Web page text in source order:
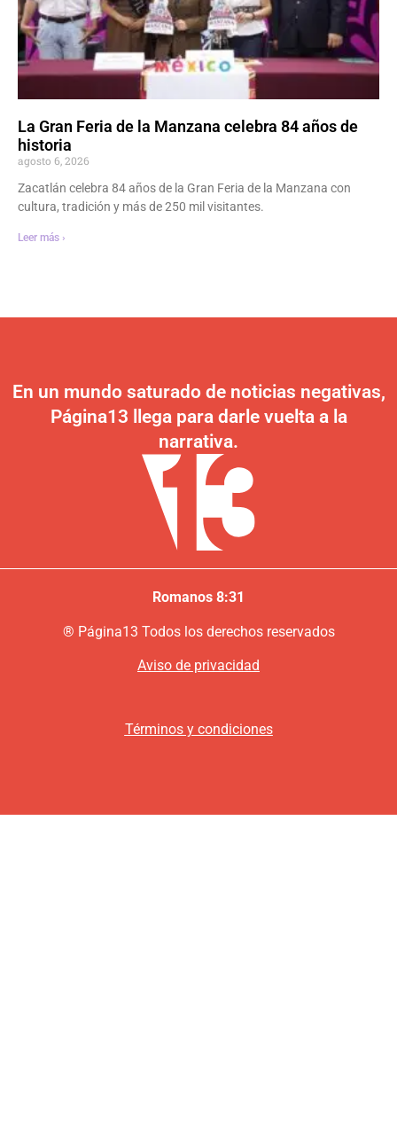
La Gran Feria de la Manzana celebra 84 años de
historia
agosto 6, 2026
Zacatlán celebra 84 años de la Gran Feria de la Manzana con
cultura, tradición y más de 250 mil visitantes.
Leer más ›
En un mundo saturado de noticias negativas,
Página13 llega para darle vuelta a la
narrativa.
Romanos 8:31
® Página13 Todos los derechos reservados
Aviso de privacidad
Términos y condiciones